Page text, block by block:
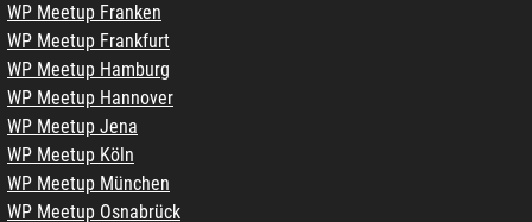
WP Meetup Franken
WP Meetup Frankfurt
WP Meetup Hamburg
WP Meetup Hannover
WP Meetup Jena
WP Meetup Köln
WP Meetup München
WP Meetup Osnabrück